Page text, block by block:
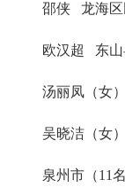
邵侠 龙海区民
欧汉超 东山
汤丽凤（女）
吴晓洁（女）
泉州市（11名